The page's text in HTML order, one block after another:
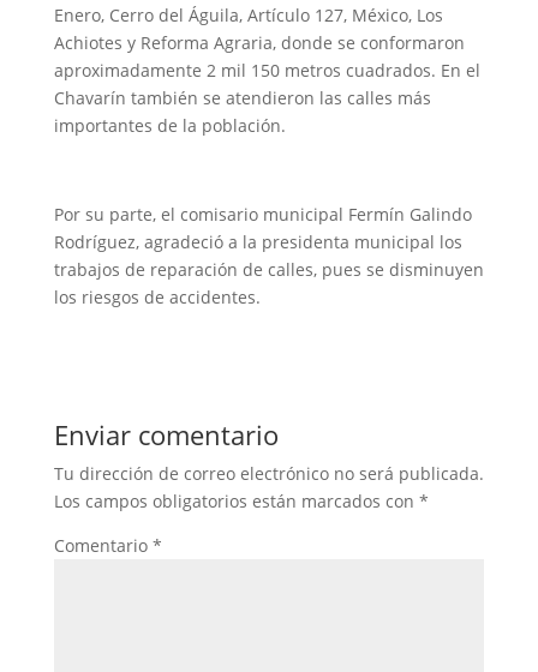
Enero, Cerro del Águila, Artículo 127, México, Los
Achiotes y Reforma Agraria, donde se conformaron
aproximadamente 2 mil 150 metros cuadrados. En el
Chavarín también se atendieron las calles más
importantes de la población.
Por su parte, el comisario municipal Fermín Galindo
Rodríguez, agradeció a la presidenta municipal los
trabajos de reparación de calles, pues se disminuyen
los riesgos de accidentes.
Enviar comentario
Tu dirección de correo electrónico no será publicada.
Los campos obligatorios están marcados con *
Comentario *